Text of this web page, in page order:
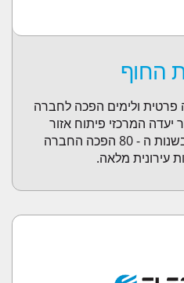
החוף
1960 כחברה פרטית ולימים הפכה לחברה
המרכזי פיתוח אזור
"הסיטי" באזור מנשיה, ובשנות ה - 80 הפכה החברה
עירונית מלאה.